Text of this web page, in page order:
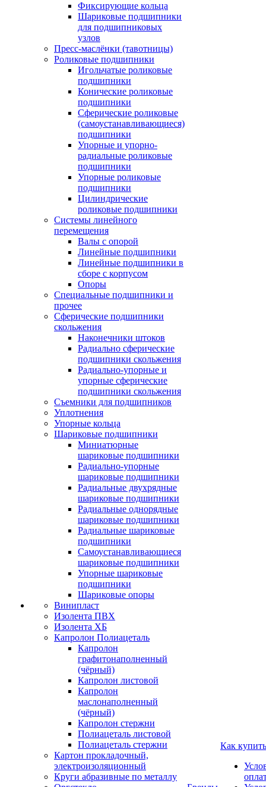
Фиксирующие кольца
Шариковые подшипники
для подшипниковых
узлов
Пресс-маслёнки (тавотницы)
Роликовые подшипники
Игольчатые роликовые
подшипники
Конические роликовые
подшипники
Сферические роликовые
(самоустанавливающиеся)
подшипники
Упорные и упорно-
радиальные роликовые
подшипники
Упорные роликовые
подшипники
Цилиндрические
роликовые подшипники
Системы линейного
перемещения
Валы с опорой
Линейные подшипники
Линейные подшипники в
сборе с корпусом
Опоры
Специальные подшипники и
прочее
Сферические подшипники
скольжения
Наконечники штоков
Радиально сферические
подшипники скольжения
Радиально-упорные и
упорные сферические
подшипники скольжения
Съемники для подшипников
Уплотнения
Упорные кольца
Шариковые подшипники
Миниатюрные
шариковые подшипники
Радиально-упорные
шариковые подшипники
Радиальные двухрядные
шариковые подшипники
Радиальные однорядные
шариковые подшипники
Радиальные шариковые
подшипники
Самоустанавливающиеся
шариковые подшипники
Упорные шариковые
подшипники
Шариковые опоры
Винипласт
Изолента ПВХ
Изолента ХБ
Капролон Полиацеталь
Капролон
графитонаполненный
(чёрный)
Капролон листовой
Капролон
маслонаполненный
(чёрный)
Капролон стержни
Полиацеталь листовой
Полиацеталь стержни
Картон прокладочный,
электроизоляционный
Круги абразивные по металлу
Как купить